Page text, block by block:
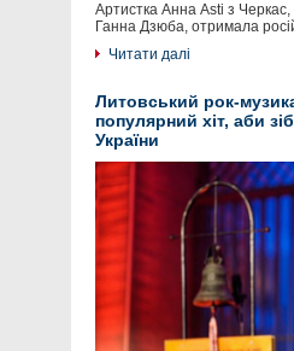
Артистка Анна Asti з Черкас,
Ганна Дзюба, отримала
Читати далі
Литовський рок-
популярний хіт, аби
України